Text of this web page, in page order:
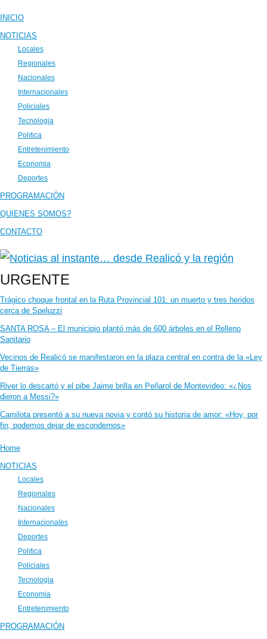
INICIO
NOTICIAS
Locales
Regionales
Nacionales
Internacionales
Policiales
Tecnologia
Politica
Entretenimiento
Economia
Deportes
PROGRAMACIÓN
QUIENES SOMOS?
CONTACTO
URGENTE
Trágico choque frontal en la Ruta Provincial 101: un muerto y tres heridos
cerca de Speluzzi
SANTA ROSA – El municipio plantó más de 600 árboles en el Relleno
Sanitario
Vecinos de Realicó se manifestaron en la plaza central en contra de la «Ley
de Tierras»
River lo descartó y el pibe Jaime brilla en Peñarol de Montevideo: «¿Nos
dieron a Messi?»
Camilota presentó a su nueva novia y contó su historia de amor: «Hoy, por
fin, podemos dejar de escondernos»
Home
NOTICIAS
Locales
Regionales
Nacionales
Internacionales
Deportes
Politica
Policiales
Tecnologia
Economia
Entretenimiento
PROGRAMACIÓN